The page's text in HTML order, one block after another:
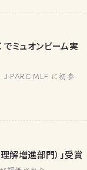
ミュオンビーム実
PARC MLF に初参
解増進部門）」受賞